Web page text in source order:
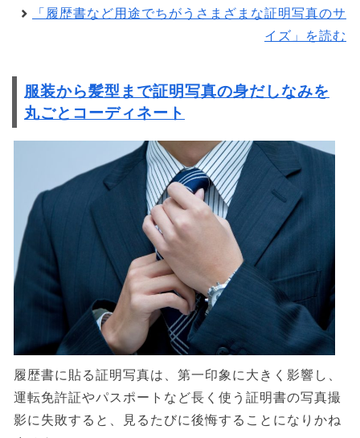
「履歴書など用途でちがうさまざまな証明写真のサ
イズ」を読む
服装から髪型まで証明写真の身だしなみを
丸ごとコーディネート
履歴書に貼る証明写真は、第一印象に大きく影響し、
運転免許証やパスポートなど長く使う証明書の写真撮
影に失敗すると、見るたびに後悔することになりかね